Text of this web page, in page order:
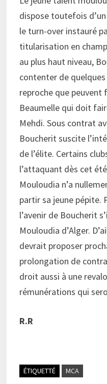
dispose toutefois
le turn-over instauré
titularisation en
au plus haut niveau,
contenter de quelques
reproche que peuvent
Beaumelle qui doit
Mehdi. Sous contrat
Boucherit suscite
de l’élite. Certains
l’attaquant dès cet
Mouloudia n’a
partir sa jeune pépite.
l’avenir de Boucherit
Mouloudia d’Alger.
devrait proposer
prolongation de
droit aussi à une
rémunérations qui
R.R
ÉTIQUETTÉ MCA